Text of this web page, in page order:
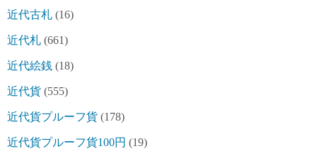
近代古札 (16)
近代札 (661)
近代絵銭 (18)
近代貨 (555)
近代貨プルーフ貨 (178)
近代貨プルーフ貨100円 (19)